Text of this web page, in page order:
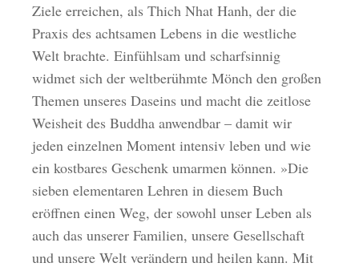
Ziele erreichen, als Thich Nhat Hanh, der die
Praxis des achtsamen Lebens in die westliche
Welt brachte. Einfühlsam und scharfsinnig
widmet sich der weltberühmte Mönch den großen
Themen unseres Daseins und macht die zeitlose
Weisheit des Buddha anwendbar – damit wir
jeden einzelnen Moment intensiv leben und wie
ein kostbares Geschenk umarmen können. »Die
sieben elementaren Lehren in diesem Buch
eröffnen einen Weg, der sowohl unser Leben als
auch das unserer Familien, unsere Gesellschaft
und unsere Welt verändern und heilen kann. Mit